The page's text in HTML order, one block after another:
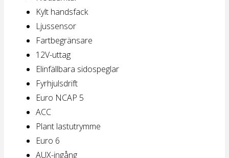
Kylt handsfack
Ljussensor
Fartbegränsare
12V-uttag
Elinfällbara sidospeglar
Fyrhjulsdrift
Euro NCAP 5
ACC
Plant lastutrymme
Euro 6
AUX-ingång